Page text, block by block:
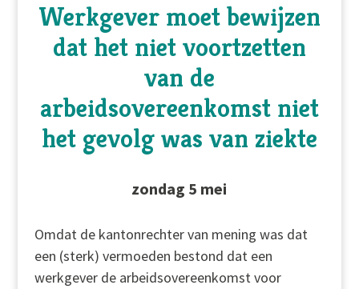
Werkgever moet bewijzen
dat het niet voortzetten
van de
arbeidsovereenkomst niet
het gevolg was van ziekte
zondag 5 mei
Omdat de kantonrechter van mening was dat
een (sterk) vermoeden bestond dat een
werkgever de arbeidsovereenkomst voor